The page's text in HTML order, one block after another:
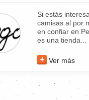
Si estás
camisas al por
en confiar en
es una tienda...
Ver más